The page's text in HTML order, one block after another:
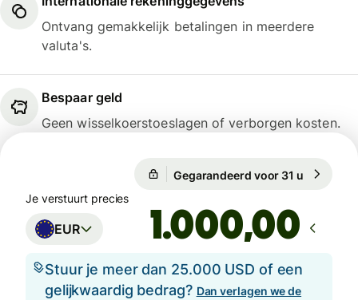
Ontvang gemakkelijk betalingen in meerdere
valuta's.
Bespaar geld
Geen wisselkoerstoeslagen of verborgen kosten.
Gegarandeerd voor 31 u
Je verstuurt precies
EUR ,00
Stuur je meer dan 25.000 USD of een
gelijkwaardig bedrag? Dan verlagen we de